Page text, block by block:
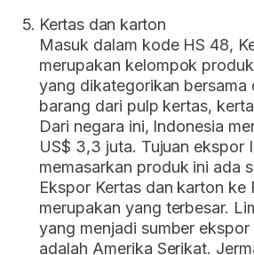
Kertas dan karton
Masuk dalam kode HS 48,
merupakan kelompok
yang dikategorikan bersama
barang dari pulp kertas,
Dari negara ini, Indonesia
US$ 3,3 juta. Tujuan ekspor
memasarkan produk ini ada
Ekspor Kertas dan karton ke
merupakan yang terbesar.
yang menjadi sumber
adalah Amerika Serikat.